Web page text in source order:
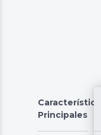
Características
Principales